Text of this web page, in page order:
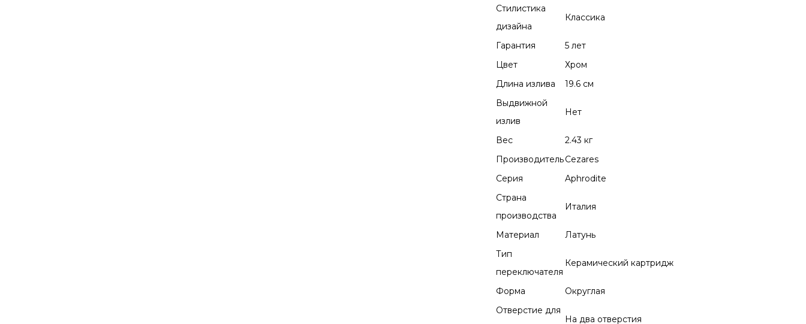
Стилистика
дизайна
Классика
Гарантия
5 лет
Цвет
Хром
Длина излива
19.6 см
Выдвижной
излив
Нет
Вес
2.43 кг
ПроизводительCezares
Серия
Aphrodite
Страна
производства
Италия
Материал
Латунь
Тип
переключателя
Керамический картридж
Форма
Округлая
Отверстие для
На два отверстия